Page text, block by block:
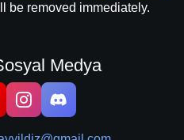
be removed immediately.
Medya